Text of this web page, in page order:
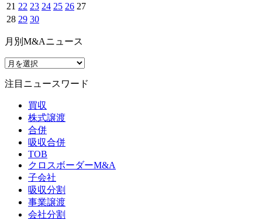
21 22 23 24 25 26 27
28 29 30
月別M&Aニュース
注目ニュースワード
買収
株式譲渡
合併
吸収合併
TOB
クロスボーダーM&A
子会社
吸収分割
事業譲渡
会社分割